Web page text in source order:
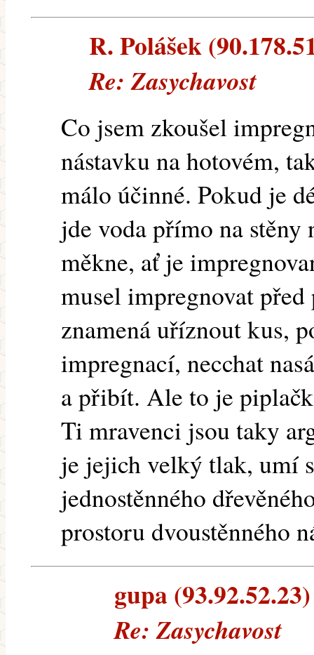
R. Polášek
Re: Zasychavost
Co jsem zkoušel
nástavku na hotovém,
málo účinné. Pokud je
jde voda přímo na
měkne, ať je
musel impregnovat
znamená uříznout kus,
impregnací, necchat
a přibít. Ale to je
Ti mravenci jsou taky
je jejich velký tlak, umí
jednostěnného
prostoru dvoustěnného
gupa
Re: Zasychavost